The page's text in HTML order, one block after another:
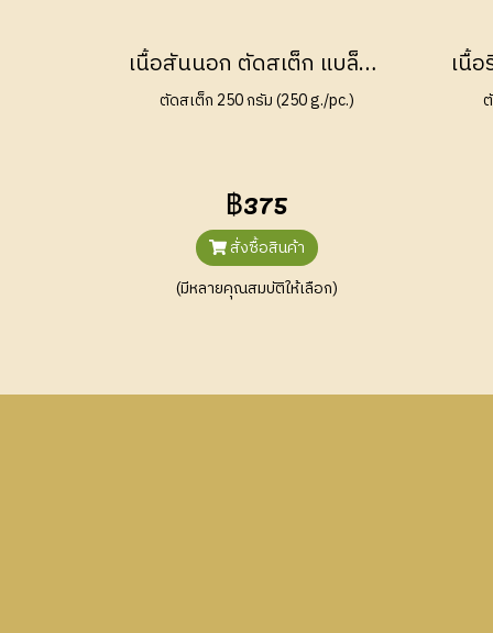
เนื้อสันนอก ตัดสเต็ก แบล็กแองกัส ออสเตรเลีย เกรน เฟด (Striploin Steak Black Angus Australian Grain Fed 150 Days)
ตัดสเต็ก 250 กรัม (250 g./pc.)
฿375
สั่งซื้อสินค้า
(มีหลายคุณสมบัติให้เลือก)